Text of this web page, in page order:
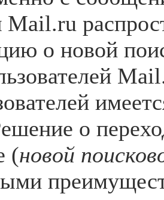
Mail.ru
о новой
о
(новой